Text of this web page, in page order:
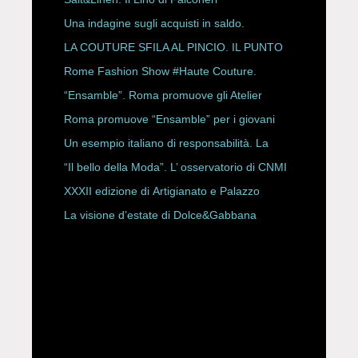
Una indagine sugli acquisti in saldo.
LA COUTURE SFILA AL PINCIO. IL PUNTO
CON ALESSANDRO ONORATO E
ROBERTA ANGELILLI
Rome Fashion Show #Haute Couture.
“Ensamble”. Roma promuove gli Atelier
Storici
Roma promuove “Ensamble” per i giovani
Un esempio italiano di responsabilità. La
Rete Slow Fiber
“Il bello della Moda”. L’ osservatorio di CNMI
XXXII edizione di Artigianato e Palazzo
La visione d’estate di Dolce&Gabbana